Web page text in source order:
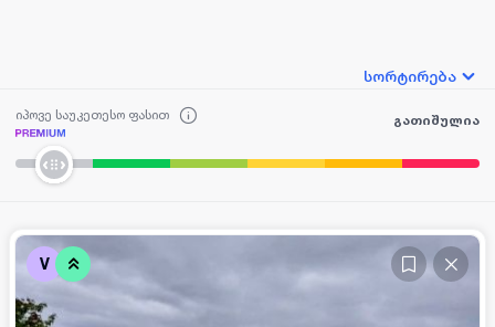
სორტირება
იპოვე საუკეთესო ფასით გათიშულია
V